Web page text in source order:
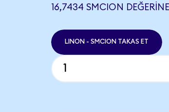
16,7434 SMCION
LINON - SMCION TAKAS ET